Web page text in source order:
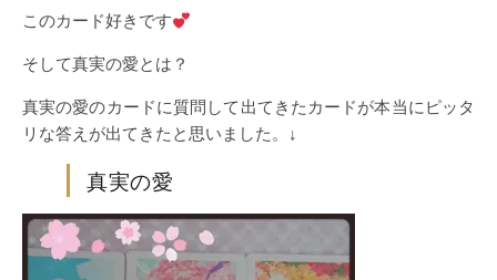
このカード好きです
そして真実の愛とは？
真実の愛のカードに質問して出てきたカードが本当にピッタ
リな答えが出てきたと思いました。↓
真実の愛